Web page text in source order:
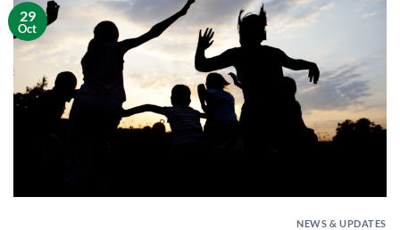
29
Oct
NEWS & UPDATES